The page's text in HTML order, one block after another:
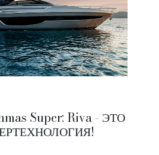
Super: Riva - ЭТО